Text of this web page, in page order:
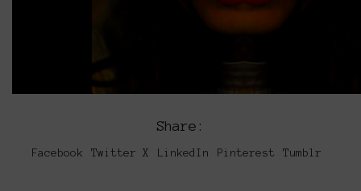
Video
Share:
Facebook Twitter X LinkedIn Pinterest Tumblr